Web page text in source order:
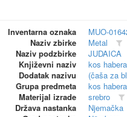
Inventarna oznaka
MUO-
Naziv zbirke
Metal
Naziv podzbirke
JUDAICA
Književni naziv
kos
Dodatak nazivu
(čaša za
Grupa predmeta
kos
Materijal izrade
srebro
Država nastanka
Njemačka